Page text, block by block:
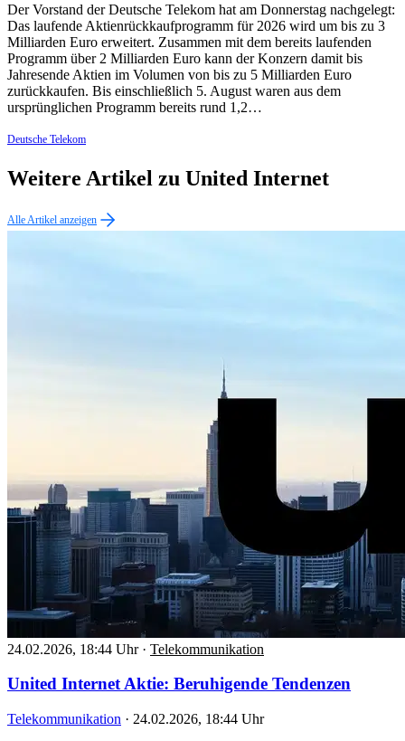
Der Vorstand der Deutsche Telekom hat am Donnerstag nachgelegt:
Das laufende Aktienrückkaufprogramm für 2026 wird um bis zu 3
Milliarden Euro erweitert. Zusammen mit dem bereits laufenden
Programm über 2 Milliarden Euro kann der Konzern damit bis
Jahresende Aktien im Volumen von bis zu 5 Milliarden Euro
zurückkaufen. Bis einschließlich 5. August waren aus dem
ursprünglichen Programm bereits rund 1,2…
Deutsche Telekom
Weitere Artikel zu United Internet
Alle Artikel anzeigen
24.02.2026, 18:44 Uhr · Telekommunikation
United Internet Aktie: Beruhigende Tendenzen
Telekommunikation · 24.02.2026, 18:44 Uhr